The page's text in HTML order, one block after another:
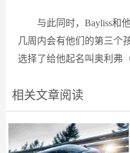
与此同时，Bayliss和
几周内会有他们的第三个
选择了给他起名叫奥利弗
相关文章阅读